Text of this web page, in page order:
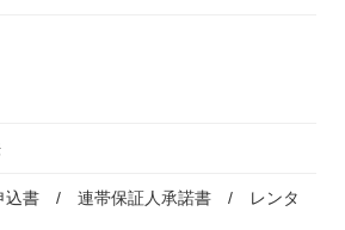
申込書 / 連帯保証人承諾書 / レンタ